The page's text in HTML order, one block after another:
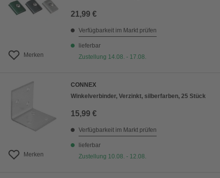
Merken
21,99 €
Verfügbarkeit im Markt prüfen
lieferbar
Zustellung 14.08. - 17.08.
Merken
CONNEX
Winkelverbinder, Verzinkt, silberfarben, 25 Stück
15,99 €
Verfügbarkeit im Markt prüfen
lieferbar
Zustellung 10.08. - 12.08.